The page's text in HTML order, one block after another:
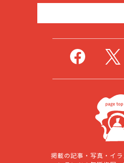
掲載の記事・写真・イ